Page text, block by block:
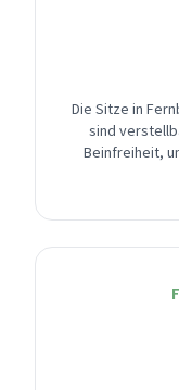
Die Sitze in
sind
Beinfreiheit,